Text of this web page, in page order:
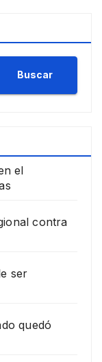
Buscar
el
contra
ser
quedó